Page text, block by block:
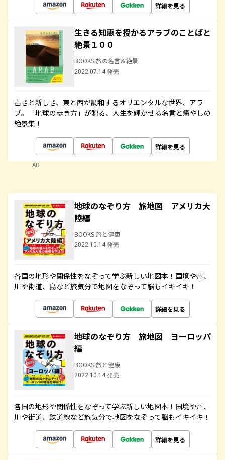
詳細を見る
生きる知恵を授かるアラブのことばと
絶景１００
BOOKS 旅の名言＆絶景
2022.07.14 発売
古きと新しき、東と西が調和するオリエンタルな世界、アラ
ブ。「地球の歩き方」が贈る、人生を輝かせる名言と癒やしの
絶景集！
詳細を見る
AD
地球のなぞり方 旅地図 アメリカ大
陸編
BOOKS 旅と健康
2022.10.14 発売
各国の地形や関係性をなぞって学ぶ新しい地図本！国境や州、
川や街道、島など旅気分で地図をなぞって脳もイキイキ！
詳細を見る
地球のなぞり方 旅地図 ヨーロッパ
編
BOOKS 旅と健康
2022.10.14 発売
各国の地形や関係性をなぞって学ぶ新しい地図本！国境や州、
川や街道、鉄道線など旅気分で地図をなぞって脳もイキイキ！
詳細を見る